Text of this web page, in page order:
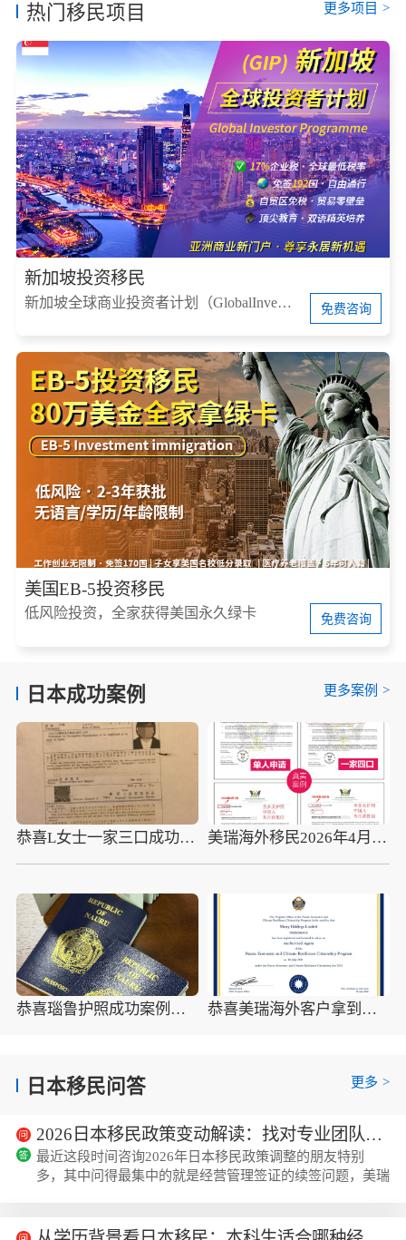
热门移民项目 更多项目 >
新加坡投资移民
新加坡全球商业投资者计划（GlobalInvestorProgram，简称GIP） 免费咨询
美国EB-5投资移民
低风险投资，全家获得美国永久绿卡 免费咨询
日本成功案例 更多案例 >
恭喜L女士一家三口成功获取日本在留资格 美瑞海外移民2026年4月10组圣多美护照成功案例分享
恭喜瑙鲁护照成功案例，最新瑙鲁护照批准获批信 恭喜美瑞海外客户拿到瑙鲁护照最新获批信(2026年4月16日)
日本移民问答 更多 >
2026日本移民政策变动解读：找对专业团队，如何让经营管理签证续签更顺畅？
最近这段时间咨询2026年日本移民政策调整的朋友特别
多，其中问得最集中的就是经营管理签证的续签问题，美瑞
签的时候因为经营真实性、材料合规性的问题被入管局打